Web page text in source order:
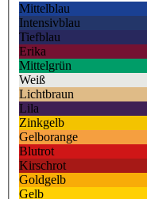
Mittelblau
Intensivblau
Tiefblau
Erika
Mittelgrün
Weiß
Lichtbraun
Lila
Zinkgelb
Gelborange
Blutrot
Kirschrot
Goldgelb
Gelb